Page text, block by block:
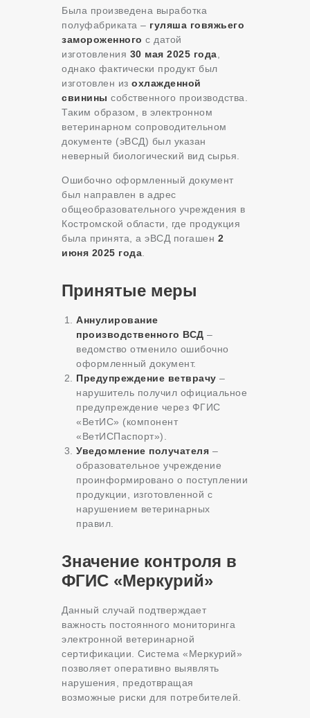
Была произведена выработка
полуфабриката – гуляша говяжьего
замороженного с датой
изготовления 30 мая 2025 года
однако фактически продукт был
изготовлен из охлажденной
свинины собственного производства.
Таким образом, в электронном
ветеринарном сопроводительном
документе (эВСД) был указан
неверный биологический вид сырья.
Ошибочно оформленный документ
был направлен в адрес
общеобразовательного учреждения в
Костромской области, где продукция
была принята, а эВСД погашен 2
июня 2025 года
Принятые меры
Аннулирование
производственного ВСД –
ведомство отменило ошибочно
оформленный документ.
Предупреждение ветврачу –
нарушитель получил официальное
предупреждение через ФГИС
«ВетИС» (компонент
«ВетИСПаспорт»).
Уведомление получателя –
образовательное учреждение
проинформировано о поступлении
продукции, изготовленной с
нарушением ветеринарных
правил.
Значение контроля в
ФГИС «Меркурий»
Данный случай подтверждает
важность постоянного мониторинга
электронной ветеринарной
сертификации. Система «Меркурий»
позволяет оперативно выявлять
нарушения, предотвращая
возможные риски для потребителей.